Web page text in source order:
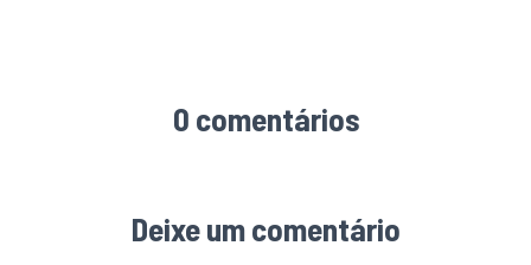
0 comentários
Deixe um comentário